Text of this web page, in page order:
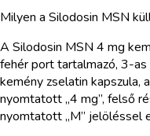
Milyen a Silodosin MSN
A Silodosin MSN 4 mg
fehér port tartalmazó, 3-
kemény zselatin
nyomtatott „4 mg”, felső
nyomtatott „M” jelöléssel